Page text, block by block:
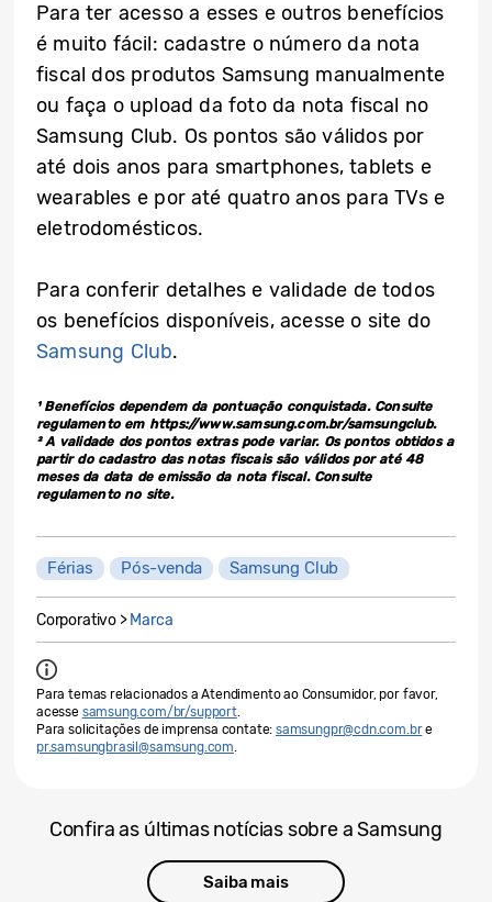
Para ter acesso a esses e outros benefícios
é muito fácil: cadastre o número da nota
fiscal dos produtos Samsung manualmente
ou faça o upload da foto da nota fiscal no
Samsung Club. Os pontos são válidos por
até dois anos para smartphones, tablets e
wearables e por até quatro anos para TVs e
eletrodomésticos.
Para conferir detalhes e validade de todos
os benefícios disponíveis, acesse o site do
Samsung Club.
¹ Benefícios dependem da pontuação conquistada. Consulte
regulamento em https://www.samsung.com.br/samsungclub.
² A validade dos pontos extras pode variar. Os pontos obtidos a
partir do cadastro das notas fiscais são válidos por até 48
meses da data de emissão da nota fiscal. Consulte
regulamento no site.
Férias Pós-venda Samsung Club
Corporativo > Marca
Para temas relacionados a Atendimento ao Consumidor, por favor,
acesse samsung.com/br/support.
Para solicitações de imprensa contate: samsungpr@cdn.com.bre
pr.samsungbrasil@samsung.com.
Confira as últimas notícias sobre a Samsung
Saiba mais